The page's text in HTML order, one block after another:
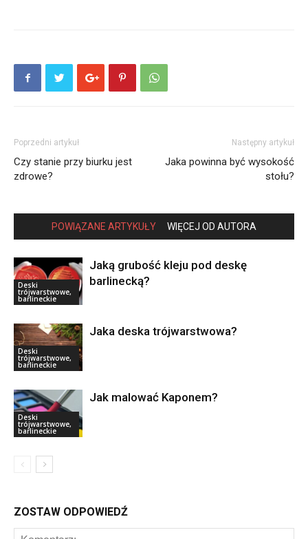
Poprzedni artykuł
Czy stanie przy biurku jest
zdrowe?
Następny artykuł
Jaka powinna być wysokość
stołu?
POWIĄZANE ARTYKUŁY WIĘCEJ OD AUTORA
Deski
trójwarstwowe,
barlineckie
Jaką grubość kleju pod deskę
barlinecką?
Deski
trójwarstwowe,
barlineckie
Jaka deska trójwarstwowa?
Deski
trójwarstwowe,
barlineckie
Jak malować Kaponem?
ZOSTAW ODPOWIEDŹ